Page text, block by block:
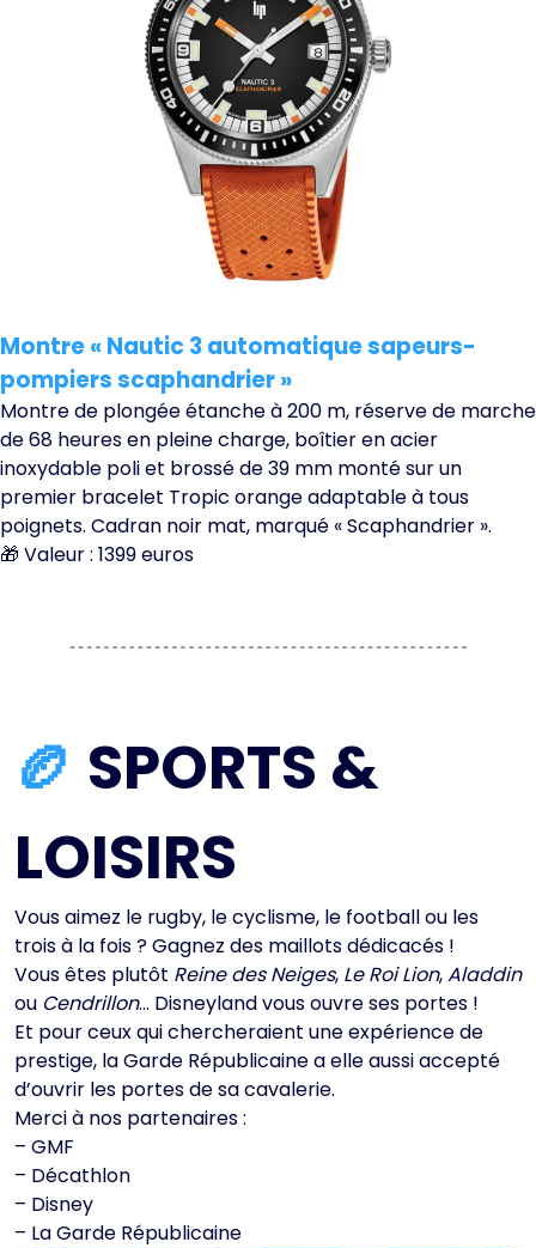
Montre « Nautic 3 automatique sapeurs-
pompiers scaphandrier »
Montre de plongée étanche à 200 m, réserve de marche
de 68 heures en pleine charge, boîtier en acier
inoxydable poli et brossé de 39 mm monté sur un
premier bracelet Tropic orange adaptable à tous
poignets. Cadran noir mat, marqué « Scaphandrier ».
🎁 Valeur : 1399 euros
🏉 SPORTS &
LOISIRS
Vous aimez le rugby, le cyclisme, le football ou les
trois à la fois ? Gagnez des maillots dédicacés !
Vous êtes plutôt Reine des Neiges, Le Roi Lion,Aladdin
ou Cendrillon… Disneyland vous ouvre ses portes !
Et pour ceux qui chercheraient une expérience de
prestige, la Garde Républicaine a elle aussi accepté
d’ouvrir les portes de sa cavalerie.
Merci à nos partenaires :
– GMF
– Décathlon
– Disney
– La Garde Républicaine